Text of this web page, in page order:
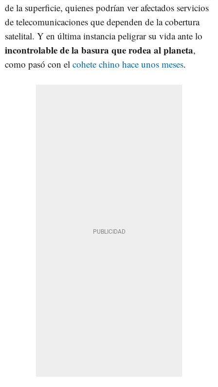
de la superficie, quienes podrían ver afectados servicios
de telecomunicaciones que dependen de la cobertura
satelital. Y en última instancia peligrar su vida ante lo
incontrolable de la basura que rodea al planeta,
como pasó con el cohete chino hace unos meses.